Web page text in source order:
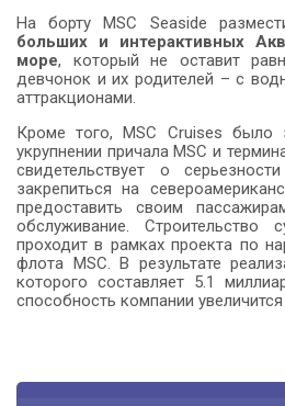
На борту MSC Seaside
больших и интерактивных
море, который не оставит
девчонок и их родителей – с
аттракционами.
Кроме того, MSC Cruises было
укрупнении причала MSC и
свидетельствует о
закрепиться на
предоставить своим
обслуживание. Строительство
проходит в рамках проекта по
флота MSC. В результате
которого составляет 5.1
способность компании